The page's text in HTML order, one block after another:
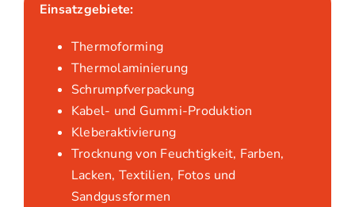
Einsatzgebiete:
Thermoforming
Thermolaminierung
Schrumpfverpackung
Kabel- und Gummi-Produktion
Kleberaktivierung
Trocknung von Feuchtigkeit, Farben,
Lacken, Textilien, Fotos und
Sandgussformen